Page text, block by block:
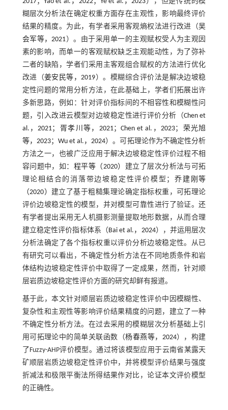
糊层次分析法在确定权重方面存在主观性，影响最终评价
结果的精度。为此，有学者采用客观熵权法进行改进（吴
会军等，2021）。由于采用单一的主观赋权受人为主观因
素的影响，而单一的客观赋权缺乏主观能动性，为了弥补
二者的缺陷，学者们采用主客观组合赋权的方法进行优化
改进（姜安民等，2019）。模糊综合评价法是解决边坡稳
定性问题的常用分析方法，在此基础上，学者们拓展出许
多新思路，例如：针对评价指标间的不相容性和模糊性问
题，引入改进云模型对边坡稳定性进行评价分析（Chen et
al.，2021； 胥孝川等，2021； Chen et al.，2023；
荣光旭
等，2023； Wu et al.，2024）。可拓理论作为不确定性分析
方法之一，也被广泛应用于解决边坡稳定性评价过程不相
容问题中，如： 程平等（2020） 建立了层次分析法与可拓
理论相结合的消落带边坡稳定性评价模型；
乔建刚等
（2020） 建立了基于粗糙集理论确定指标权重，可拓理论
评价边坡稳定性的模型，并对模型可靠性进行了验证。还
有学者提出采用无人机摄影测量提取地形数据，从而合理
建立稳定性评价指标体系（Bai et al.，2024），并运用层次
分析法确定了各个指标权重以评价分析边坡稳定性。从已
有研究可以看出，不确定性分析方法在不同地质条件和岩
体结构边坡稳定性评价中取得了一定成果，然而，针对顺
层岩质边坡稳定性评价方面的研究却鲜有报道。
基于此，本文针对顺层岩质边坡稳定性评价中因模糊性、
复杂性和主观性等影响评价结果精度的问题，建立了一种
不确定性分析方法。在过去采用的模糊层次分析基础上引
用可拓理论中的简单关联函数（杨春燕等，2024），构建
了Fuzzy-AHP评价模型。通过将该模型应用于云南省某露天
矿顺层岩质边坡稳定性评价中，并将模型评价结果与强度
折减法和极限平衡法所得结果作对比，论证本文评价模型
的正确性。